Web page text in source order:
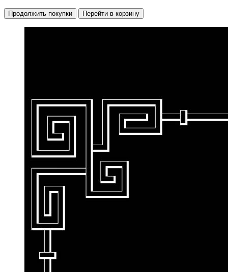
Продолжить покупки Перейти в корзину